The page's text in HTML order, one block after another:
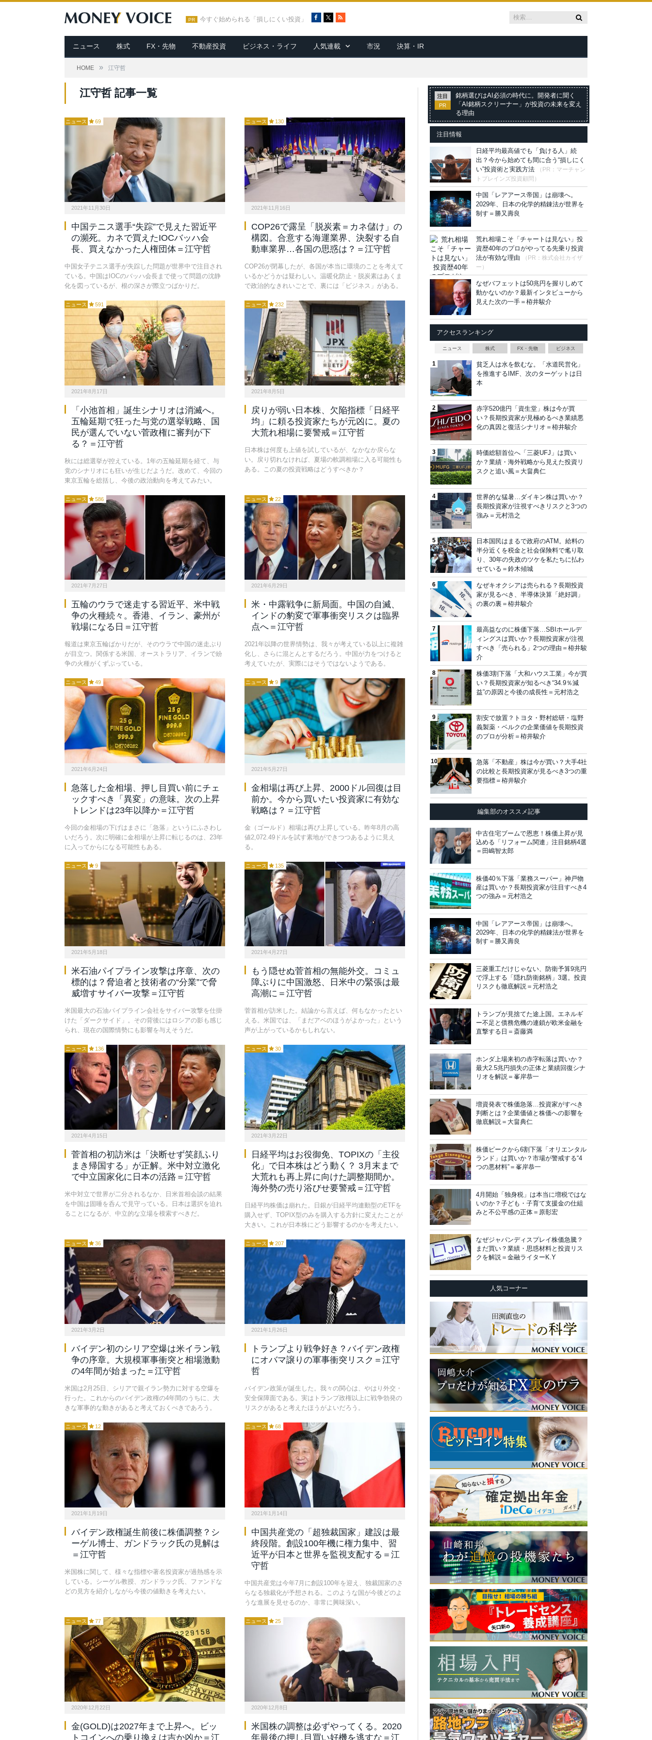
PR 今すぐ始められる「損しにくい投資」
c
e
b
R
S
ニュース 株式 FX・先物 不動産投資 ビジネス・ライフ 人気連載 市況 決算・IR
HOME » 江守哲
江守哲 記事一覧
ニュース 69
2021年11月30日
中国テニス選手“失踪”で見えた習近平
の瀕死。カネで買えたIOCバッハ会
長、買えなかった人権団体＝江守哲
中国女子テニス選手が失踪した問題が世界中で注目され
ている。中国はIOCのバッハ会長まで使って問題の沈静
化を図っているが、根の深さが際立つばかりだ。
ニュース 130
2021年11月16日
COP26で露呈「脱炭素＝カネ儲け」の
構図。合意する海運業界、決裂する自
動車業界…各国の思惑は？＝江守哲
COP26が閉幕したが、各国が本当に環境のことを考えて
いるかどうかは疑わしい。温暖化防止・脱炭素はあくま
で政治的なきれいごとで、裏には「ビジネス」がある。
ニュース 591
2021年8月17日
「小池首相」誕生シナリオは消滅へ。
五輪延期で狂った与党の選挙戦略、国
民が選んでいない菅政権に審判が下
る？＝江守哲
秋には総選挙が控えている。1年の五輪延期を経て、与
党のシナリオにも狂いが生じだようだ。改めて、今回の
東京五輪を総括し、今後の政治動向を考えてみたい。
ニュース 232
2021年8月5日
戻りが弱い日本株、欠陥指標「日経平
均」に頼る投資家たちが元凶に。夏の
大荒れ相場に要警戒＝江守哲
日本株は何度も上値を試しているが、なかなか戻らな
い。戻り切れなければ、夏場の軟調相場に入る可能性も
ある。この夏の投資戦略はどうすべきか？
ニュース 586
2021年7月27日
五輪のウラで迷走する習近平、米中戦
争の火種続々。香港、イラン、豪州が
戦場になる日＝江守哲
報道は東京五輪ばかりだが、そのウラで中国の迷走ぶり
が目立つ。関係する米国、オーストラリア、イランで紛
争の火種がくずぶっている。
ニュース 22
2021年6月29日
米・中露戦争に新局面。中国の自滅、
インドの豹変で軍事衝突リスクは臨界
点へ＝江守哲
2021年以降の世界情勢は、我々が考えている以上に複雑
化し、さらに混とんとするだろう。中国が力をつけると
考えていたが、実際にはそうではないようである。
ニュース 49
2021年6月24日
急落した金相場、押し目買い前にチェ
ックすべき「異変」の意味。次の上昇
トレンドは23年以降か＝江守哲
今回の金相場の下げはまさに「急落」というにふさわし
いだろう。次に明確に金相場が上昇に転じるのは、23年
に入ってからになる可能性もある。
ニュース 9
2021年5月27日
金相場は再び上昇、2000ドル回復は目
前か。今から買いたい投資家に有効な
戦略は？＝江守哲
金（ゴールド）相場は再び上昇している。昨年8月の高
値2,072.49ドルを試す素地ができつつあるように見え
る。
ニュース 9
2021年5月18日
米石油パイプライン攻撃は序章、次の
標的は？脅迫者と技術者の“分業”で脅
威増すサイバー攻撃＝江守哲
米国最大の石油パイプライン会社をサイバー攻撃を仕掛
けた「ダークサイド」。その背後にはロシアの影も感じ
られ、現在の国際情勢にも影響を与えそうだ。
ニュース 135
2021年4月27日
もう隠せぬ菅首相の無能外交。コミュ
障ぶりに中国激怒、日米中の緊張は最
高潮に＝江守哲
菅首相が訪米した。結論から言えば、何もなかったとい
える。米国では、「まだアベのほうがよかった」という
声が上がっているかもしれない。
ニュース 136
2021年4月15日
菅首相の初訪米は「決断せず笑顔ふり
まき帰国する」が正解。米中対立激化
で中立国家化に日本の活路＝江守哲
米中対立で世界が二分されるなか、日米首相会談の結果
を中国は固唾を呑んで見守っている。日本は選択を迫れ
ることになるが、中立的な立場を模索すべきだ。
ニュース 30
2021年3月22日
日経平均はお役御免、TOPIXの「主役
化」で日本株はどう動く？ 3月末まで
大荒れも再上昇に向けた調整期間か。
海外勢の売り浴びせ要警戒＝江守哲
日経平均株価は崩れた。日銀が日経平均連動型のETFを
購入せず、TOPIX型のみを購入する方針に変えたことが
大きい。これが日本株にどう影響するのかを考えたい。
ニュース 36
2021年3月2日
バイデン初のシリア空爆は米イラン戦
争の序章。大規模軍事衝突と相場激動
の4年間が始まった＝江守哲
米国は2月25日、シリアで親イラン勢力に対する空爆を
行った。これからのバイデン政権の4年間のうちに、大
きな軍事的な動きがあると考えておくべきであろう。
ニュース 207
2021年1月26日
トランプより戦争好き？バイデン政権
にオバマ譲りの軍事衝突リスク＝江守
哲
バイデン政策が誕生した。我々の関心は、やはり外交・
安全保障面である。実はトランプ政権以上に戦争勃発の
リスクがあると考えたほうがよいだろう。
ニュース 12
2021年1月19日
バイデン政権誕生前後に株価調整？シ
ーゲル博士、ガンドラック氏の見解は
＝江守哲
米国株に関して、様々な指標や著名投資家が過熱感を示
している。シーゲル教授、ガンドラック氏、ファンドな
どの見方を紹介しながら今後の値動きを考えたい。
ニュース 68
2021年1月14日
中国共産党の「超独裁国家」建設は最
終段階。創設100年機に権力集中、習
近平が日本と世界を監視支配する＝江
守哲
中国共産党は今年7月に創設100年を迎え、独裁国家のさ
らなる独裁化が予想される。このような国が今後どのよ
うな進展を見せるのか、非常に興味深い。
ニュース 77
2020年12月22日
金(GOLD)は2027年まで上昇へ。ビッ
トコインへの乗り換えは吉か凶か＝江
ニュース 25
2020年12月8日
米国株の調整は必ずやってくる。2020
年最後の押し目買い好機を逃すな＝江
注目
PR
銘柄選びはAI必須の時代に。開発者に聞く
「AI銘柄スクリーナー」が投資の未来を変え
る理由
注目情報
日経平均最高値でも「負ける人」続
出？今から始めても間に合う“損しにく
い”投資術と実践方法
（PR：マーチャン
トブレインズ投資顧問）
中国「レアアース帝国」は崩壊へ。
2029年、日本の化学的精錬法が世界を
制す＝勝又壽良
荒れ相場こそ「チャートは見ない」投
資歴40年のプロがやってる先乗り投資
法が有効な理由
（PR：株式会社カイザ
ー）
なぜバフェットは50兆円を握りしめて
動かないのか？最新インタビューから
見えた次の一手＝栫井駿介
アクセスランキング
ニュース 株式 FX・先物 ビジネス
貧乏人は水を飲むな。「水道民営化」
を推進するIMF、次のターゲットは日
本
赤字520億円「資生堂」株は今が買
い？長期投資家が見極めるべき業績悪
化の真因と復活シナリオ＝栫井駿介
時価総額首位へ「三菱UFJ」は買い
か？業績・海外戦略から見えた投資リ
スクと追い風＝大畠典仁
世界的な猛暑…ダイキン株は買いか？
長期投資家が注視すべきリスクと3つの
強み＝元村浩之
日本国民はまるで政府のATM。給料の
半分近くを税金と社会保険料で毟り取
り、30年の失政のツケを私たちに払わ
せている＝鈴木傾城
なぜキオクシアは売られる？長期投資
家が見るべき、半導体決算「絶好調」
の裏の裏＝栫井駿介
最高益なのに株価下落…SBIホールデ
ィングスは買いか？長期投資家が注視
すべき「売られる」2つの理由＝栫井駿
介
株価3割下落「大和ハウス工業」今が買
い？長期投資家が知るべき“34.9％減
益”の原因と今後の成長性＝元村浩之
割安で放置？トヨタ・野村総研・塩野
義製薬・ベルクの企業価値を長期投資
のプロが分析＝栫井駿介
急落「不動産」株は今が買い？大手4社
の比較と長期投資家が見るべき3つの重
要指標＝栫井駿介
編集部のオススメ記事
中古住宅ブームで恩恵！株価上昇が見
込める「リフォーム関連」注目銘柄4選
＝田嶋智太郎
株価40％下落「業務スーパー」神戸物
産は買いか？長期投資家が注目すべき4
つの強み＝元村浩之
中国「レアアース帝国」は崩壊へ。
2029年、日本の化学的精錬法が世界を
制す＝勝又壽良
三菱重工だけじゃない、防衛予算9兆円
で浮上する「隠れ防衛銘柄」3選。投資
リスクも徹底解説＝元村浩之
トランプが見捨てた途上国。エネルギ
ー不足と債務危機の連鎖が欧米金融を
直撃する日＝斎藤満
ホンダ上場来初の赤字転落は買いか？
最大2.5兆円損失の正体と業績回復シナ
リオを解説＝峯岸恭一
増資発表で株価急落…投資家がすべき
判断とは？企業価値と株価への影響を
徹底解説＝大畠典仁
株価ピークから6割下落「オリエンタル
ランド」は買いか？市場が警戒する“4
つの悪材料”＝峯岸恭一
4月開始「独身税」は本当に増税ではな
いのか？子ども・子育て支援金の仕組
みと不公平感の正体＝原彰宏
なぜジャパンディスプレイ株価急騰？
まだ買い？業績・思惑材料と投資リス
クを解説＝金融ライターK.Y
人気コーナー